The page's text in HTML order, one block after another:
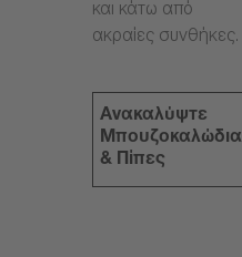
και κάτω από
ακραίες συνθήκες.
Ανακαλύψτε
Μπουζοκαλώδια
& Πίπες